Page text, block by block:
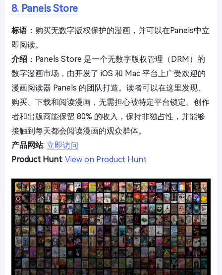
8. Panels Store
标语：购买无数字版权保护的漫画，并可以在Panels中立
即阅读。
介绍 ：Panels Store 是一个无数字版权管理（DRM）的
数字漫画市场，由开发了 iOS 和 Mac 平台上广受欢迎的
漫画阅读器 Panels 的团队打造。读者可以在这里发现、
购买、下载和阅读漫画，无需担心被特定平台锁定。创作
者和出版商能保留 80% 的收入，保持非独占性，并能够
接触到每天都会阅读漫画的观众群体。
产品网站: 立即访问
Product Hunt: View on Product Hunt